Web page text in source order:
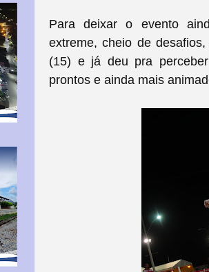
Para deixar o evento
extreme, cheio de
(15) e já deu pra
prontos e ainda mais